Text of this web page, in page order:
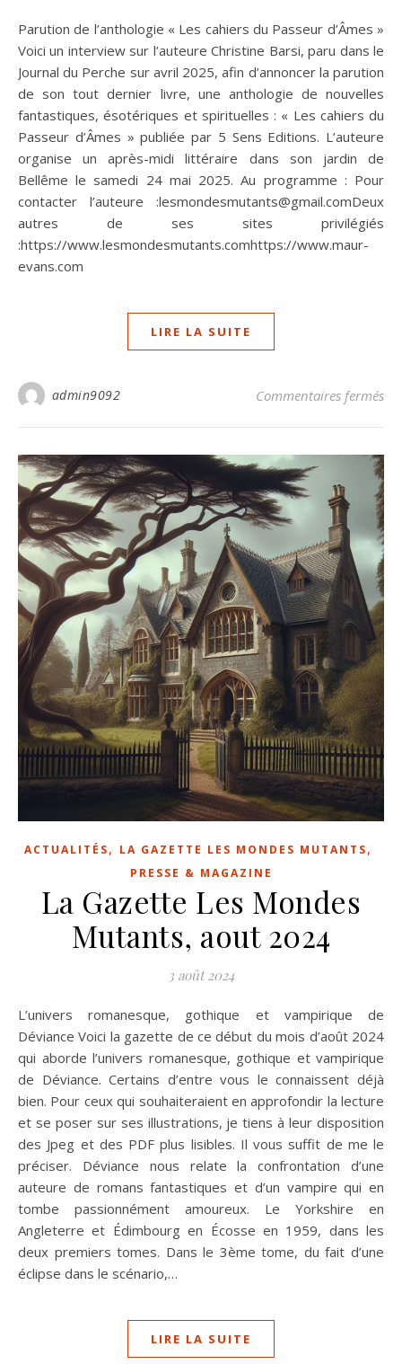
Parution de l’anthologie « Les cahiers du Passeur d’Âmes »
Voici un interview sur l’auteure Christine Barsi, paru dans le
Journal du Perche sur avril 2025, afin d’annoncer la parution
de son tout dernier livre, une anthologie de nouvelles
fantastiques, ésotériques et spirituelles : « Les cahiers du
Passeur d’Âmes » publiée par 5 Sens Editions. L’auteure
organise un après-midi littéraire dans son jardin de
Bellême le samedi 24 mai 2025. Au programme : Pour
contacter l’auteure :lesmondesmutants@gmail.comDeux
autres de ses sites privilégiés
:https://www.lesmondesmutants.comhttps://www.maur-
evans.com
LIRE LA SUITE
admin9092 Commentaires fermés
ACTUALITÉS, LA GAZETTE LES MONDES MUTANTS,
PRESSE & MAGAZINE
La Gazette Les Mondes
Mutants, aout 2024
3 août 2024
L’univers romanesque, gothique et vampirique de
Déviance Voici la gazette de ce début du mois d’août 2024
qui aborde l’univers romanesque, gothique et vampirique
de Déviance. Certains d’entre vous le connaissent déjà
bien. Pour ceux qui souhaiteraient en approfondir la lecture
et se poser sur ses illustrations, je tiens à leur disposition
des Jpeg et des PDF plus lisibles. Il vous suffit de me le
préciser. Déviance nous relate la confrontation d’une
auteure de romans fantastiques et d’un vampire qui en
tombe passionnément amoureux. Le Yorkshire en
Angleterre et Édimbourg en Écosse en 1959, dans les
deux premiers tomes. Dans le 3ème tome, du fait d’une
éclipse dans le scénario,…
LIRE LA SUITE